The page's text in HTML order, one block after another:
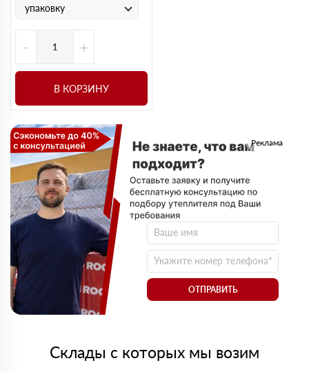
упаковку
- +
В КОРЗИНУ
Реклама
ОТПРАВИТЬ
Склады с которых мы возим